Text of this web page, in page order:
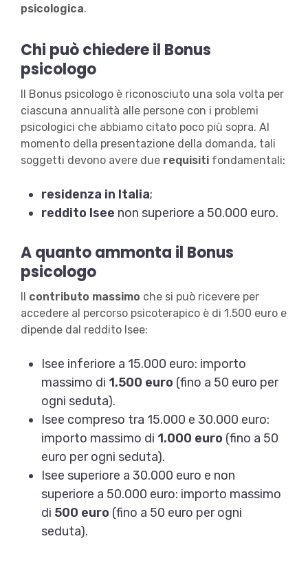
psicologica.
Chi può chiedere il Bonus
psicologo
Il Bonus psicologo è riconosciuto una sola volta per
ciascuna annualità alle persone con i problemi
psicologici che abbiamo citato poco più sopra. Al
momento della presentazione della domanda, tali
soggetti devono avere due requisitifondamentali:
residenza in Italia;
reddito Isee non superiore a 50.000 euro.
A quanto ammonta il Bonus
psicologo
contributo massimo che si può ricevere per
accedere al percorso psicoterapico è di 1.500 euro e
dipende dal reddito Isee:
Isee inferiore a 15.000 euro: importo
massimo di 1.500 euro (fino a 50 euro per
ogni seduta).
Isee compreso tra 15.000 e 30.000 euro:
importo massimo di 1.000 euro (fino a 50
euro per ogni seduta).
Isee superiore a 30.000 euro e non
superiore a 50.000 euro: importo massimo
di 500 euro (fino a 50 euro per ogni
seduta).